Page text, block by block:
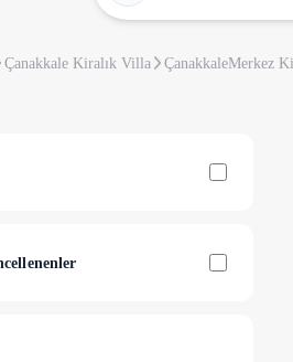
Çanakkale Kiralık Villa ÇanakkaleMerkez